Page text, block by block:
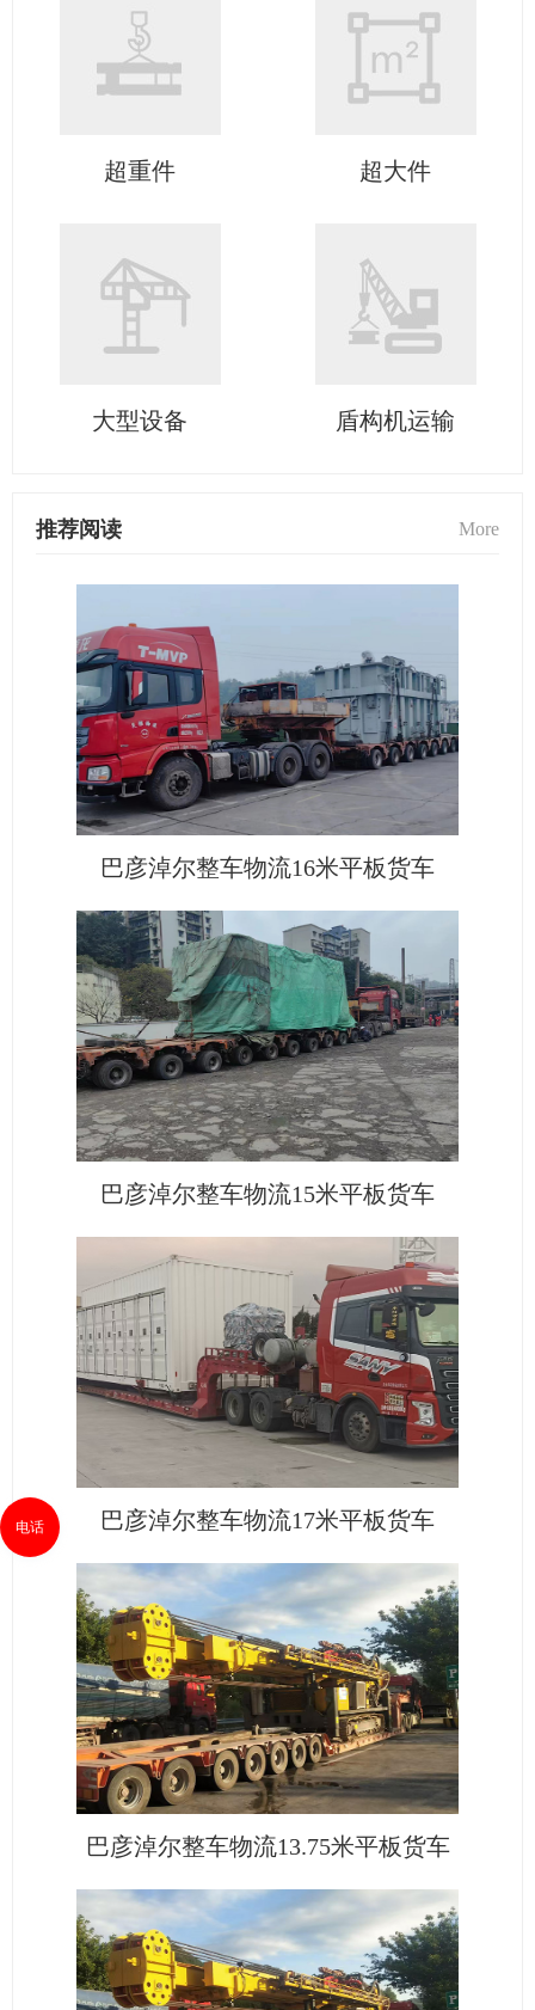
超重件 超大件
大型设备 盾构机运输
推荐阅读 More
巴彦淖尔整车物流16米平板货车
巴彦淖尔整车物流15米平板货车
巴彦淖尔整车物流17米平板货车
巴彦淖尔整车物流13.75米平板货车
电话